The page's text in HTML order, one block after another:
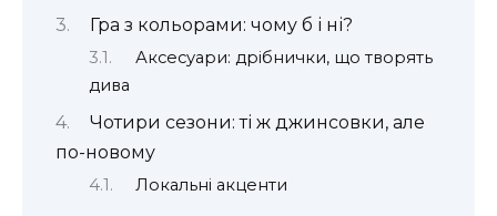
Гра з кольорами: чому б і ні?
Аксесуари: дрібнички, що творять
дива
Чотири сезони: ті ж джинсовки, але
по-новому
Локальні акценти